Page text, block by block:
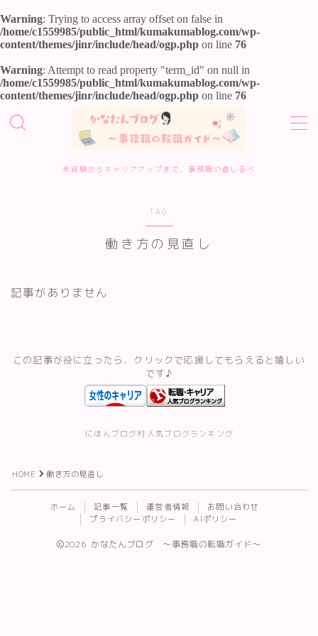
Warning: Trying to access array offset on false in
/home/c1559985/public_html/kumakumablog.com/wp-
content/themes/jinr/include/head/ogp.php on line 76
Warning: Attempt to read property "term_id" on null in
/home/c1559985/public_html/kumakumablog.com/wp-
content/themes/jinr/include/head/ogp.php on line 76
未経験からキャリアアップまで、事務職の道しるべ
MENU
ホーム
事務職転職サービス診断
履歴書・面接対策
Follow Me
TAG
働き方の見直し
記事がありません
この記事が役に立ったら、クリックで応援してもらえると嬉しい
です♪
にほんブログ村 人気ブログランキング
HOME 働き方の見直し
ホーム 記事一覧 運営者情報
お問い合わせ
プライバシーポリシー
AIポリシー
2026 かなたんブログ 〜事務職の転職ガイド〜